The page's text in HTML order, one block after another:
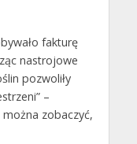
fakturę
nastrojowe
pozwoliły
–
zobaczyć,